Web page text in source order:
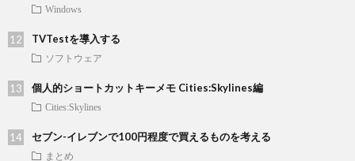
Windows
TVTestを導入する
ソフトウェア
個人的ショートカットキーメモ Cities:Skylines編
Cities:Skylines
セブン-イレブンで100円程度で買えるものを考える
まとめ